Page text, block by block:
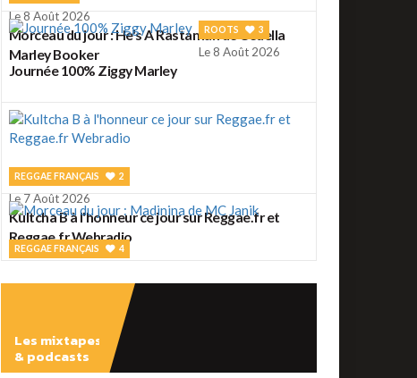
Le 8 Août 2026
Morceau du jour : He's A Rastaman de Cedella
Marley Booker
ROOTS 3
Le 8 Août 2026
Journée 100% Ziggy Marley
REGGAE FRANÇAIS 2
Le 7 Août 2026
Kultcha B à l'honneur ce jour sur Reggae.fr et
Reggae.fr Webradio
REGGAE FRANÇAIS 4
Morceau du jour : Madinina de MC Janik
ROOTS 56
Les mixtapes
& podcasts